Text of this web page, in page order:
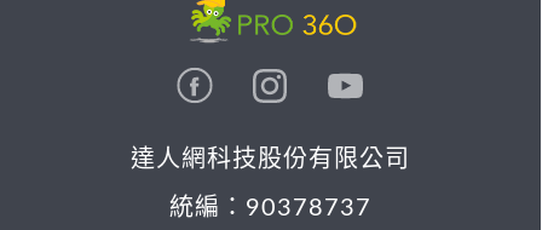
達人網科技股份有限公司
統編：90378737